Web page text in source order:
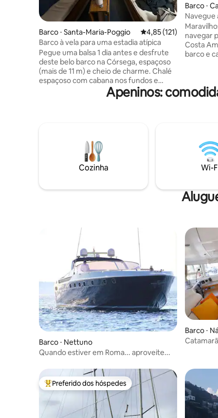
Barco ⋅ Santa-Maria-Poggio 4,85 de uma avaliação
4,85 (121)
Barco à vela para uma estadia atípica
Pegue uma balsa 1 dia antes e desfrute
deste belo barco na Córsega, espaçoso
(mais de 11 m) e cheio de charme. Chalé
espaçoso com cabana nos fundos e
cama bretã na frente. Acomoda de 4 a 6
pessoas. Equipado com cooktop, micro-
cama e toalhas de banho são fornecidas;
você só precisa deixar suas malas :) No
porto, você tem acesso a banheiros com
ar-condicionado. Junho, setembro,
noite + 1 grátis
Barco ⋅
bia
Navegue
navegar
Costa
barco e
estação
para
Apeninos:
Cozinha Wi-
Barco ⋅ Nettuno
Quando estiver em Roma... aproveite...
Barco ⋅
Entre os melhores preferidos dos hóspedes
Preferido dos hóspedes